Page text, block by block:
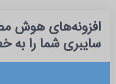
آبان 1402 (2)
شهریور 1402 (1)
افزونه‌های هوش
سایبری شما را به